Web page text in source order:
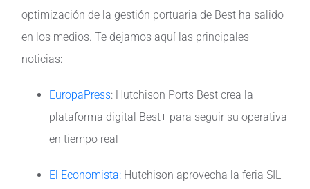
optimización de la gestión portuaria de Best ha salido
en los medios. Te dejamos aquí las principales
noticias:
EuropaPress: Hutchison Ports Best crea la
plataforma digital Best+ para seguir su operativa
en tiempo real
El Economista: Hutchison aprovecha la feria SIL